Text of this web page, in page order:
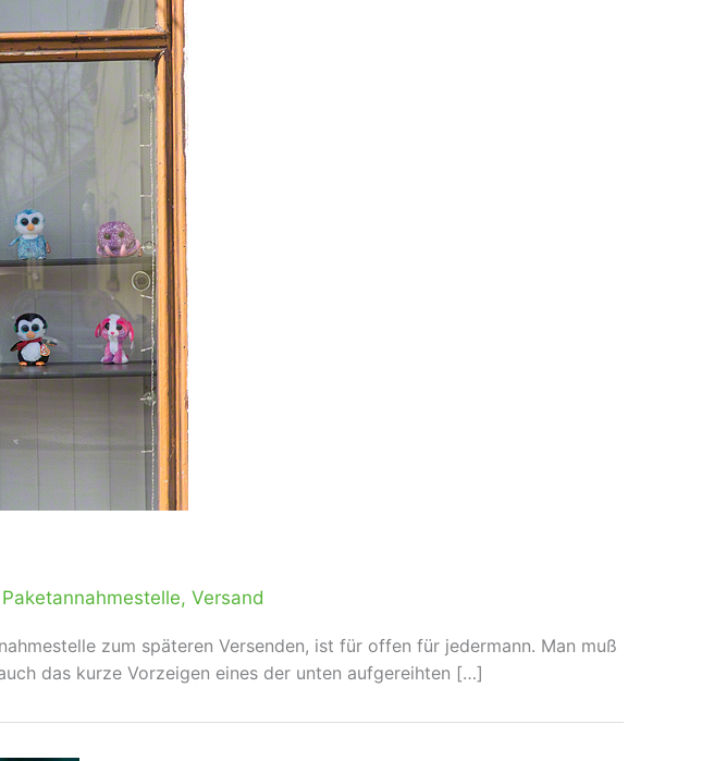
Paketannahmestelle, Versand
zum späteren Versenden, ist für offen für jedermann. Man muß
das kurze Vorzeigen eines der unten aufgereihten […]